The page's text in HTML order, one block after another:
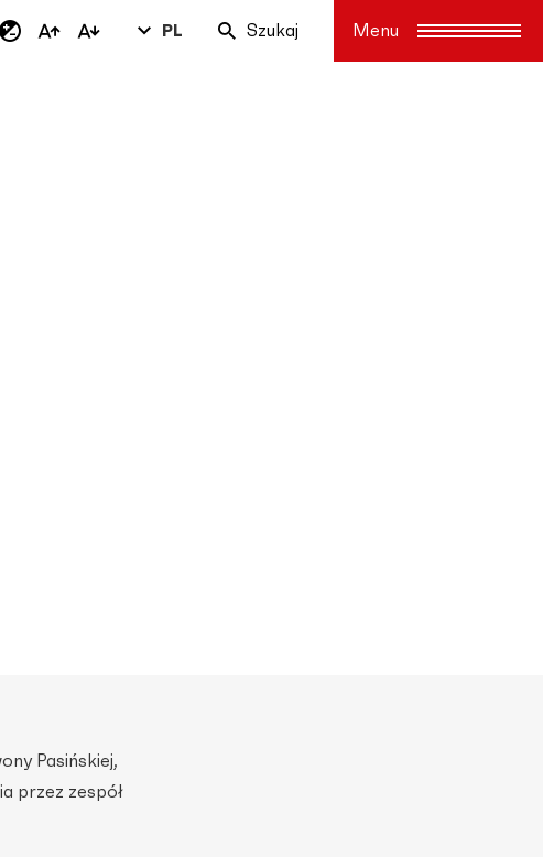
PL Szukaj
Pasińskiej,
przez zespół